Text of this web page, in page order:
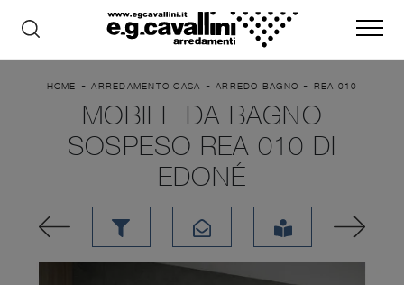
HOME -ARREDAMENTO CASA - ARREDO BAGNO - REA 010
MOBILE DA BAGNO
SOSPESO REA 010 DI
EDONÉ